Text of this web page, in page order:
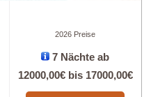
2026 Preise
7 Nächte ab
12000,00€bis 17000,00€